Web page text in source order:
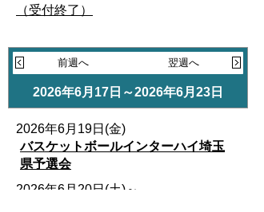
（受付終了）
2026年6月17日～2026年6月23日
翌週へ
前週へ
2026年6月19日(金)
バスケットボールインターハイ埼玉
県予選会
2026年6月20日(土)～